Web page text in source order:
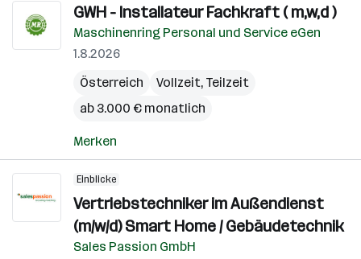
GWH - Installateur Fachkraft ( m,w,d )
Maschinenring Personal und Service eGen
1.8.2026
Österreich
Vollzeit, Teilzeit
ab 3.000 € monatlich
Merken
Einblicke
Vertriebstechniker im Außendienst
(m/w/d) Smart Home / Gebäudetechnik
Sales Passion GmbH